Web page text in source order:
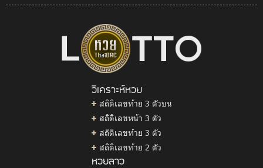
วิเคราะห์หวย
สถิติเลขท้าย 3 ตัวบน
สถิติเลขหน้า 3 ตัว
สถิติเลขท้าย 3 ตัว
สถิติเลขท้าย 2 ตัว
หวยลาว